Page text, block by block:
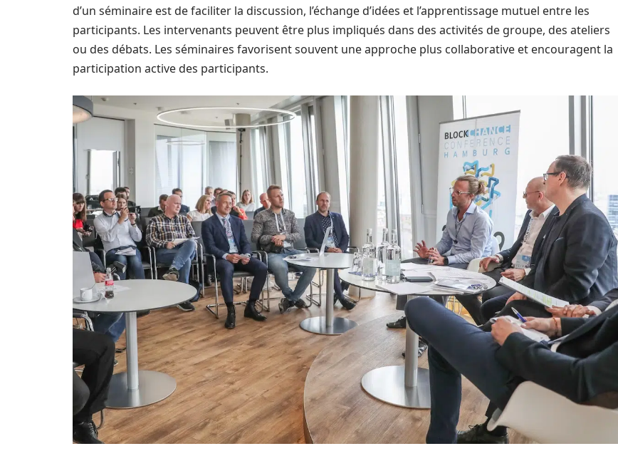
d’un séminaire est de faciliter la discussion, l’échange d’idées et l’apprentissage mutuel entre les
participants. Les intervenants peuvent être plus impliqués dans des activités de groupe, des ateliers
ou des débats. Les séminaires favorisent souvent une approche plus collaborative et encouragent la
participation active des participants.